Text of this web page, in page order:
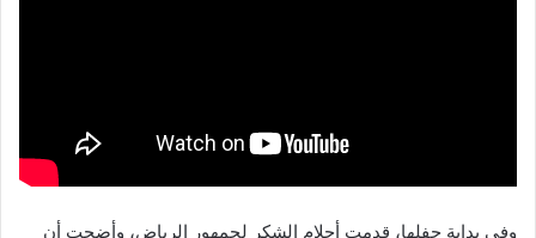
وفي بداية حفلها، قدمت أحلام الشكر لجمهور الرياض، وأضحت أن